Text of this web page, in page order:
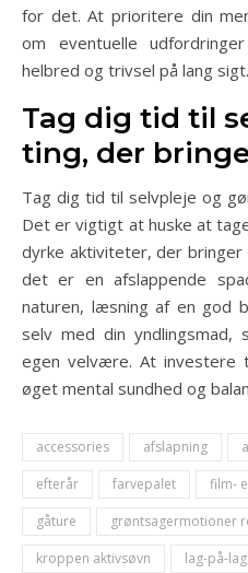
for det. At prioritere din
om eventuelle
helbred og trivsel på lang sigt.
Tag dig tid til
ting, der
Tag dig tid til selvpleje og
Det er vigtigt at huske at
dyrke aktiviteter, der
det er en afslappende
naturen, læsning af en god
selv med din
egen velvære. At investere
øget mental sundhed og
accessories afslapning
efterår
farvepalet film-
gåture
grøntsagermotioner
kroppen aktivsøvn
lag-på-